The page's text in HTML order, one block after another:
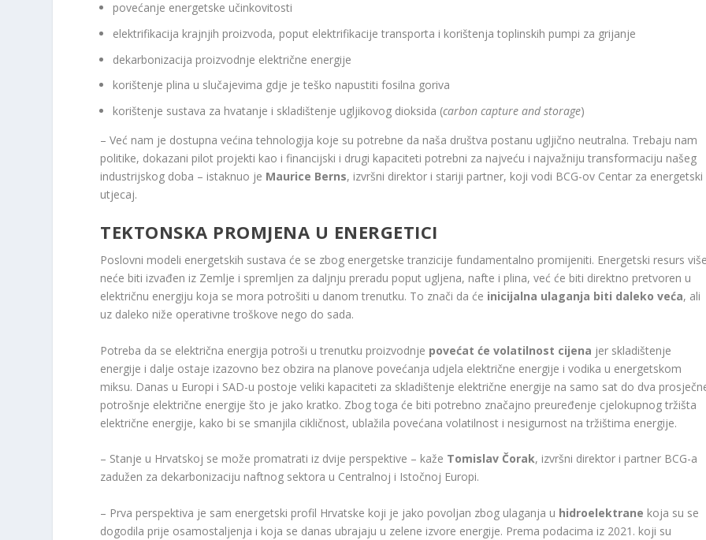
povećanje energetske učinkovitosti
elektrifikacija krajnjih proizvoda, poput elektrifikacije transporta i korištenja toplinskih pumpi za grijanje
dekarbonizacija proizvodnje električne energije
korištenje plina u slučajevima gdje je teško napustiti fosilna goriva
korištenje sustava za hvatanje i skladištenje ugljikovog dioksida (carbon capture and storage)
– Već nam je dostupna većina tehnologija koje su potrebne da naša društva postanu ugljično neutralna. Trebaju nam
politike, dokazani pilot projekti kao i financijski i drugi kapaciteti potrebni za najveću i najvažniju transformaciju našeg
industrijskog doba – istaknuo je Maurice Berns, izvršni direktor i stariji partner, koji vodi BCG-ov Centar za energetski
utjecaj.
TEKTONSKA PROMJENA U ENERGETICI
Poslovni modeli energetskih sustava će se zbog energetske tranzicije fundamentalno promijeniti. Energetski resurs
neće biti izvađen iz Zemlje i spremljen za daljnju preradu poput ugljena, nafte i plina, već će biti direktno pretvoren u
električnu energiju koja se mora potrošiti u danom trenutku. To znači da će inicijalna ulaganja biti daleko veća, ali
uz daleko niže operativne troškove nego do sada.
Potreba da se električna energija potroši u trenutku proizvodnje povećat će volatilnost cijena jer skladištenje
energije i dalje ostaje izazovno bez obzira na planove povećanja udjela električne energije i vodika u energetskom
miksu. Danas u Europi i SAD-u postoje veliki kapaciteti za skladištenje električne energije na samo sat do dva
potrošnje električne energije što je jako kratko. Zbog toga će biti potrebno značajno preuređenje cjelokupnog tržišta
električne energije, kako bi se smanjila cikličnost, ublažila povećana volatilnost i nesigurnost na tržištima energije.
– Stanje u Hrvatskoj se može promatrati iz dvije perspektive – kaže Tomislav Čorak, izvršni direktor i partner BCG-a
zadužen za dekarbonizaciju naftnog sektora u Centralnoj i Istočnoj Europi.
– Prva perspektiva je sam energetski profil Hrvatske koji je jako povoljan zbog ulaganja u hidroelektrane koja su se
dogodila prije osamostaljenja i koja se danas ubrajaju u zelene izvore energije. Prema podacima iz 2021. koji su